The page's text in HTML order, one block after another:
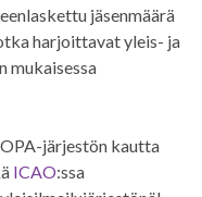
jäsenmäärä
harjoittavat yleis- ja
mukaisessa
järjestön kautta
ICAO:ssa